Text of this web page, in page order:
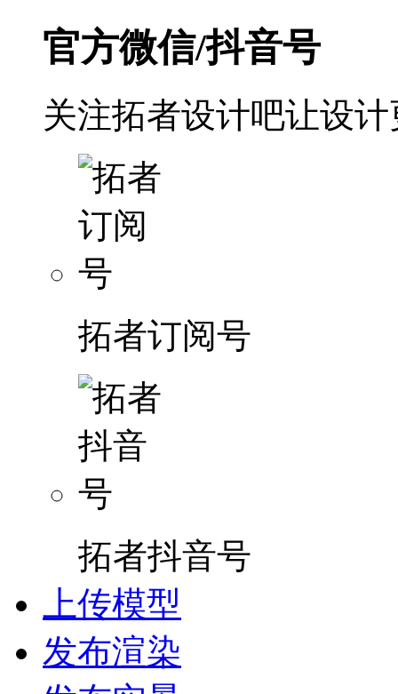
官方微信/抖音号
关注拓者设计吧让设
拓者订阅号
拓者抖音号
上传模型
发布渲染